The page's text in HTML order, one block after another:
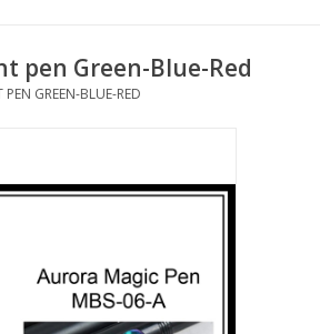
pen Green-Blue-Red
GREEN-BLUE-RED